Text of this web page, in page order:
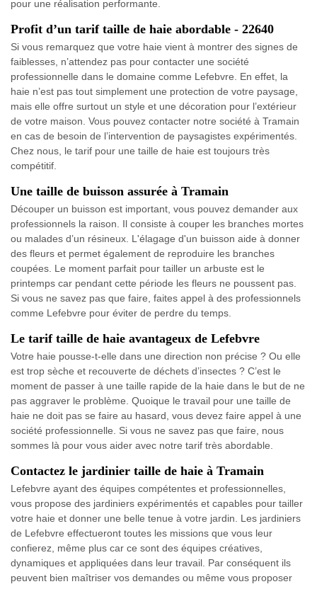
pour une réalisation performante.
Profit d’un tarif taille de haie abordable - 22640
Si vous remarquez que votre haie vient à montrer des signes de
faiblesses, n’attendez pas pour contacter une société
professionnelle dans le domaine comme Lefebvre. En effet, la
haie n’est pas tout simplement une protection de votre paysage,
mais elle offre surtout un style et une décoration pour l’extérieur
de votre maison. Vous pouvez contacter notre société à Tramain
en cas de besoin de l’intervention de paysagistes expérimentés.
Chez nous, le tarif pour une taille de haie est toujours très
compétitif.
Une taille de buisson assurée à Tramain
Découper un buisson est important, vous pouvez demander aux
professionnels la raison. Il consiste à couper les branches mortes
ou malades d’un résineux. L'élagage d'un buisson aide à donner
des fleurs et permet également de reproduire les branches
coupées. Le moment parfait pour tailler un arbuste est le
printemps car pendant cette période les fleurs ne poussent pas.
Si vous ne savez pas que faire, faites appel à des professionnels
comme Lefebvre pour éviter de perdre du temps.
Le tarif taille de haie avantageux de Lefebvre
Votre haie pousse-t-elle dans une direction non précise ? Ou elle
est trop sèche et recouverte de déchets d’insectes ? C’est le
moment de passer à une taille rapide de la haie dans le but de ne
pas aggraver le problème. Quoique le travail pour une taille de
haie ne doit pas se faire au hasard, vous devez faire appel à une
société professionnelle. Si vous ne savez pas que faire, nous
sommes là pour vous aider avec notre tarif très abordable.
Contactez le jardinier taille de haie à Tramain
Lefebvre ayant des équipes compétentes et professionnelles,
vous propose des jardiniers expérimentés et capables pour tailler
votre haie et donner une belle tenue à votre jardin. Les jardiniers
de Lefebvre effectueront toutes les missions que vous leur
confierez, même plus car ce sont des équipes créatives,
dynamiques et appliquées dans leur travail. Par conséquent ils
peuvent bien maîtriser vos demandes ou même vous proposer